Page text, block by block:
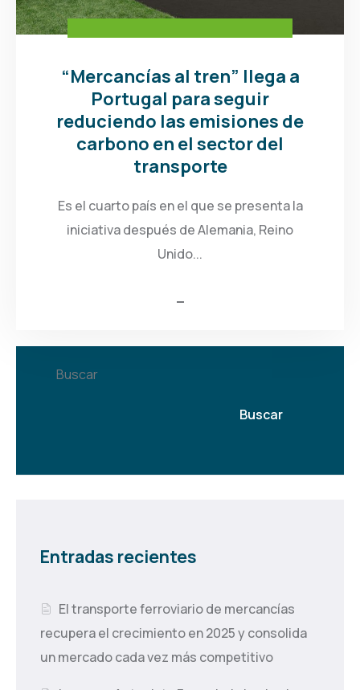
“Mercancías al tren” llega a
Portugal para seguir
reduciendo las emisiones de
carbono en el sector del
transporte
Es el cuarto país en el que se presenta la
iniciativa después de Alemania, Reino
Unido...
Buscar
Buscar
Entradas recientes
El transporte ferroviario de mercancías
recupera el crecimiento en 2025 y consolida
un mercado cada vez más competitivo